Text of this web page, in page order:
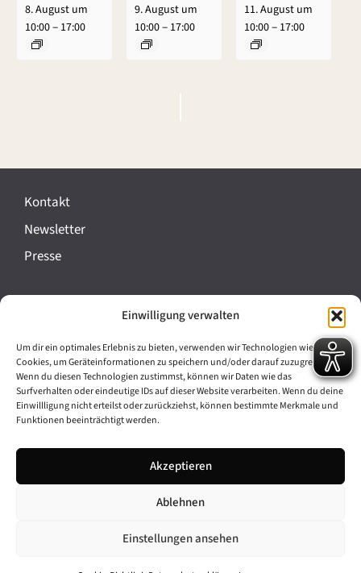
Einwilligung verwalten
Um dir ein optimales Erlebnis zu bieten, verwenden wir Technologien wie
Cookies, um Geräteinformationen zu speichern und/oder darauf zuzugreifen.
Wenn du diesen Technologien zustimmst, können wir Daten wie das
Surfverhalten oder eindeutige IDs auf dieser Website verarbeiten. Wenn du deine
Einwillligung nicht erteilst oder zurückziehst, können bestimmte Merkmale und
Funktionen beeinträchtigt werden.
Akzeptieren
Ablehnen
Einstellungen ansehen
8. August um
10:00– 17:00
9. August um
10:00– 17:00
11. August um
10:00– 17:00
e
a
n
t
l
t
u
g
-
Kontakt
Newsletter
Presse
Cookie-Richtlinie (EU)
Barrierefreiheit